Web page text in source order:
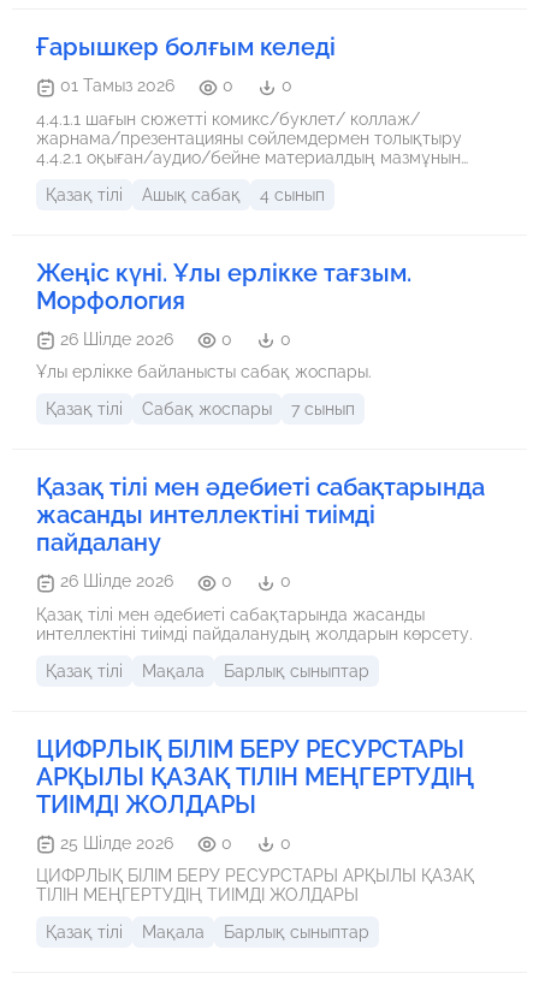
Lesson Study зерттеу сабағы мұғалімнің кәсіби
тәжірибесін ж
Ғарышкер болғым келеді
01 Тамыз 2026 0
0
4.4.1.1 шағын сюжетті комикс/буклет/ коллаж/
жарнама/презентацияны сөйлемдермен толықтыру
4.4.2.1 оқыған/аудио/бейне материалдың мазмұнын
Қазақ тілі
Ашық сабақ 4 сынып
Жеңіс күні. Ұлы ерлікке тағзым.
Морфология
26 Шілде 2026 0
0
Ұлы ерлікке байланысты сабақ жоспары.
Қазақ тілі
Сабақ жоспары 7 сынып
Қазақ тілі мен әдебиеті сабақтарында
жасанды интеллектіні тиімді
пайдалану
26 Шілде 2026 0
0
Қазақ тілі мен әдебиеті сабақтарында жасанды
интеллектіні тиімді пайдаланудың жолдарын көрсету.
Қазақ тілі
Мақала Барлық сыныптар
ЦИФРЛЫҚ БІЛІМ БЕРУ РЕСУРСТАРЫ
АРҚЫЛЫ ҚАЗАҚ ТІЛІН МЕҢГЕРТУДІҢ
ТИІМДІ ЖОЛДАРЫ
25 Шілде 2026 0
0
ЦИФРЛЫҚ БІЛІМ БЕРУ РЕСУРСТАРЫ АРҚЫЛЫ ҚАЗАҚ
ТІЛІН МЕҢГЕРТУДІҢ ТИІМДІ ЖОЛДАРЫ
Қазақ тілі
Мақала Барлық сыныптар